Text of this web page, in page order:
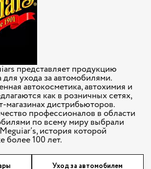
представляет продукцию
для ухода за автомобилями.
автокосметика, автохимия и
как в розничных сетях,
магазинах дистрибьюторов.
профессионалов в области
по всему миру выбрали
история которой
более 100 лет.
Уход за автомобилем